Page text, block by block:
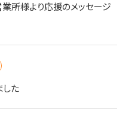
所様より応援のメッセージ
した